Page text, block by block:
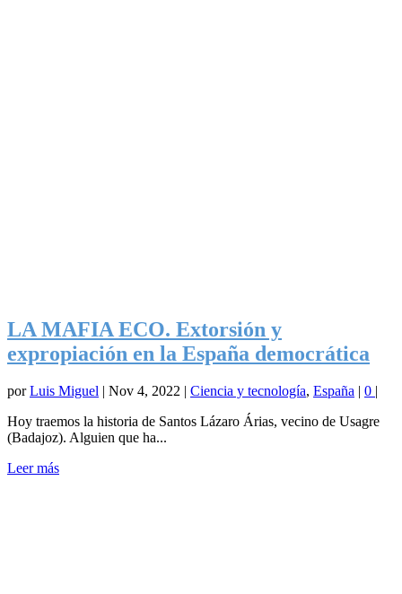
LA MAFIA ECO. Extorsión y
expropiación en la España democrática
porLuis Miguel Nov 4, 2022 Ciencia y tecnología, España 0
Hoy traemos la historia de Santos Lázaro Árias, vecino de Usagre
(Badajoz). Alguien que ha...
Leer más